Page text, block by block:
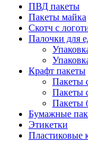
ПВД пакеты
Пакеты майка
Скотч с
Палочки для
Крафт пакеты
Пакеты
Пакеты
Пакеты
Бумажные
Этикетки
Пластиковые